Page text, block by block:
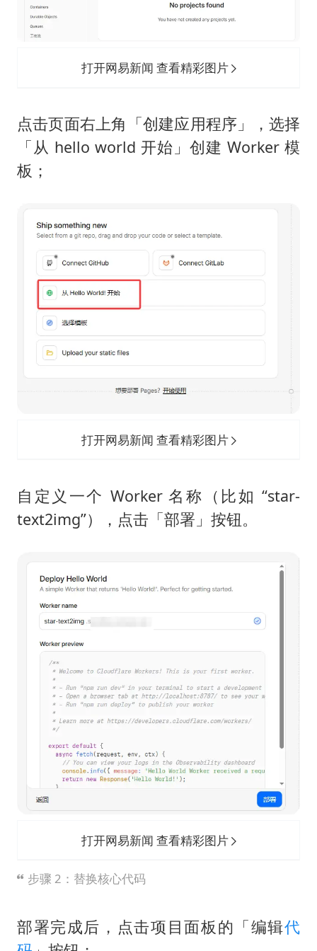
打开网易新闻 查看精彩图片
点击页面右上角「创建应用程序」，选择
「从 hello world 开始」创建 Worker 模
板；
打开网易新闻 查看精彩图片
自定义一个 Worker 名称（比如 “star-
text2img”），点击「部署」按钮。
打开网易新闻 查看精彩图片
步骤 2：替换核心代码
部署完成后，点击项目面板的「编辑代